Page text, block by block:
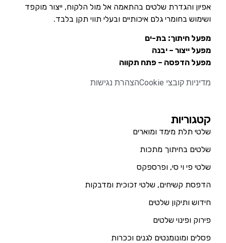
אפיון והגדרת שלטים בהתאמה אל מול הלקוח, ייצור מוקפד
ושימוש בחומרי גלם איכותיים ובעלי תווי תקן בלבד.
מפעל חיתוך: בת-ים
מפעל ייצור – יבנה
מפעל הדפסה – פתח תקווה
מדיניות קובצי Cookie הצהרת נגישות
קטגוריות
שלטי תלת מימד ומוארים
שלטים בחיתוך מתכות
שלטי פי וי סי, ופרספקס
הדפסת קשיחים, שלטי זכוכית ומדבקות
חידוש ותיקון שלטים
פירוק ופינוי שלטים
פסלים ומונומנטים לגנים וככרות